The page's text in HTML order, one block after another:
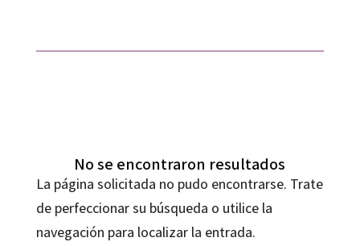
No se encontraron resultados
La página solicitada no pudo encontrarse. Trate
de perfeccionar su búsqueda o utilice la
navegación para localizar la entrada.